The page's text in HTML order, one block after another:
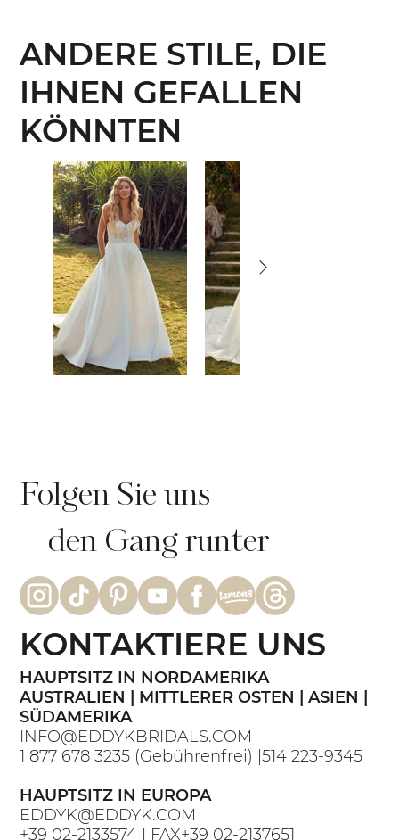
ANDERE STILE, DIE
IHNEN GEFALLEN
KÖNNTEN
Folgen Sie uns
den Gang runter
HAUPTSITZ IN NORDAMERIKA
AUSTRALIEN | MITTLERER OSTEN | ASIEN |
SÜDAMERIKA
INFO@EDDYKBRIDALS.COM
1 877 678 3235 (Gebührenfrei) |514 223-9345
HAUPTSITZ IN EUROPA
EDDYK@EDDYK.COM
+39 02-2133574 | FAX+39 02-2137651
KONTAKTIERE UNS